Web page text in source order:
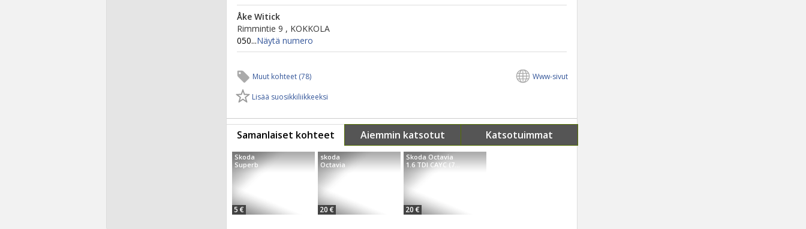
Åke Witick
Rimmintie 9 , KOKKOLA
050...Näytä numero
Muut kohteet (78)
Lisää suosikkiliikkeeksi
Www-sivut
Samanlaiset kohteet Aiemmin katsotut Katsotuimmat
Skoda
Superb
5 €
skoda
Octavia
20 €
Skoda Octavia
1.6 TDI CAYC (7...
20 €